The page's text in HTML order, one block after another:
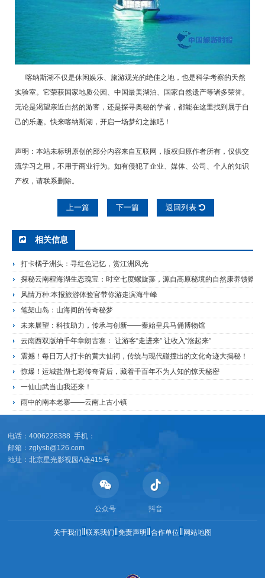
喀纳斯湖不仅是休闲娱乐、旅游观光的绝佳之地，也是科学考察的天然
实验室。它荣获国家地质公园、中国最美湖泊、国家自然遗产等诸多荣誉。
无论是渴望亲近自然的游客，还是探寻奥秘的学者，都能在这里找到属于自
己的乐趣。快来喀纳斯湖，开启一场梦幻之旅吧！
声明：本站未标明原创的部分内容来自互联网，版权归原作者所有，仅供交
流学习之用，不用于商业行为。如有侵犯了企业、媒体、公司、个人的知识
产权，请联系删除。
上一篇 下一篇 返回列表
相关信息
打卡橘子洲头：寻红色记忆，赏江洲风光
探秘云南程海湖生态瑰宝：时空七度螺旋藻，源自高原秘境的自然康养馈赠
风情万种:本报旅游体验官带你游走滨海牛峰
笔架山岛：山海间的传奇秘梦
未来展望：科技助力，传承与创新——秦始皇兵马俑博物馆
云南西双版纳千年章朗古寨： 让游客“走进来” 让收入“涨起来”
震撼！每日万人打卡的黄大仙祠，传统与现代碰撞出的文化奇迹大揭秘！
惊爆！运城盐湖七彩传奇背后，藏着千百年不为人知的惊天秘密
一仙山武当山我还来！
雨中的南本老寨——云南上古小镇
电话：4006228388 手机：
邮箱：zglysb@126.com
地址：北京星光影视园A座415号
公众号 抖音
关于我们 联系我们 免责声明 合作单位 网站地图